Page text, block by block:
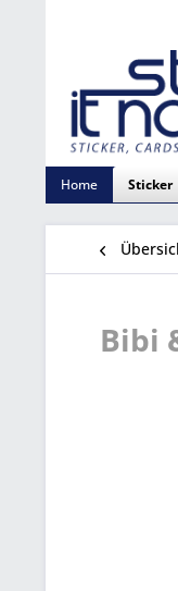
Home Sticker
Bibi